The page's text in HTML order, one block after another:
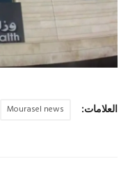
حياة
العلامات: Mourasel news